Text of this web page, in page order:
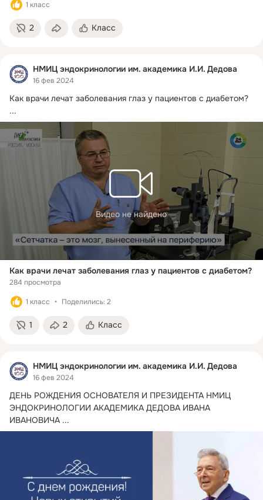
1 класс
2 Класс
НМИЦ эндокринологии им. академика И.И. Дедова
16 фев 2024
Как врачи лечат заболевания глаз у пациентов с диабетом?
...
Видео не найдено
Как врачи лечат заболевания глаз у пациентов с диабетом?
284 просмотра
1 класс Поделились: 2
1 2 Класс
НМИЦ эндокринологии им. академика И.И. Дедова
16 фев 2024
ДЕНЬ РОЖДЕНИЯ ОСНОВАТЕЛЯ И ПРЕЗИДЕНТА НМИЦ
ЭНДОКРИНОЛОГИИ АКАДЕМИКА ДЕДОВА ИВАНА
ИВАНОВИЧА ...